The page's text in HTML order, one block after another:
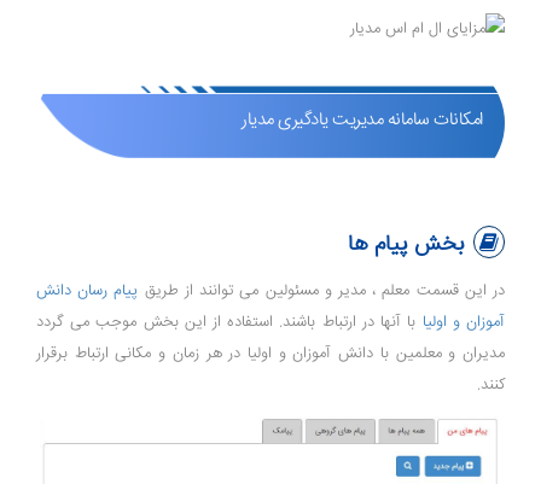
امکانات سامانه مدیریت یادگیری مدیار
بخش پیام ها
در این قسمت معلم ، مدیر و مسئولین می توانند از طریق پیام رسان دانش
آموزان و اولیا با آنها در ارتباط باشند. استفاده از این بخش موجب می گردد
مدیران و معلمین با دانش آموزان و اولیا در هر زمان و مکانی ارتباط برقرار
کنند.